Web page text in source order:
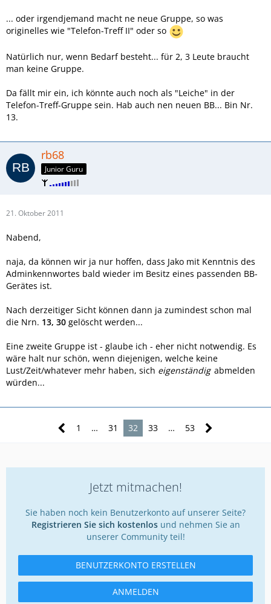
... oder irgendjemand macht ne neue Gruppe, so was
originelles wie "Telefon-Treff II" oder so
Natürlich nur, wenn Bedarf besteht... für 2, 3 Leute braucht
man keine Gruppe.
Da fällt mir ein, ich könnte auch noch als "Leiche" in der
Telefon-Treff-Gruppe sein. Hab auch nen neuen BB... Bin Nr.
13.
rb68
Junior Guru
21. Oktober 2011
Nabend,
naja, da können wir ja nur hoffen, dass Jako mit Kenntnis des
Adminkennwortes bald wieder im Besitz eines passenden BB-
Gerätes ist.
Nach derzeitiger Sicht können dann ja zumindest schon mal
die Nrn. 13, 30 gelöscht werden...
Eine zweite Gruppe ist - glaube ich - eher nicht notwendig. Es
wäre halt nur schön, wenn diejenigen, welche keine
Lust/Zeit/whatever mehr haben, sich eigenständig abmelden
würden...
1 … 31 32 33 … 53
Jetzt mitmachen!
Sie haben noch kein Benutzerkonto auf unserer Seite?
Registrieren Sie sich kostenlosund nehmen Sie an
unserer Community teil!
BENUTZERKONTO ERSTELLEN
ANMELDEN